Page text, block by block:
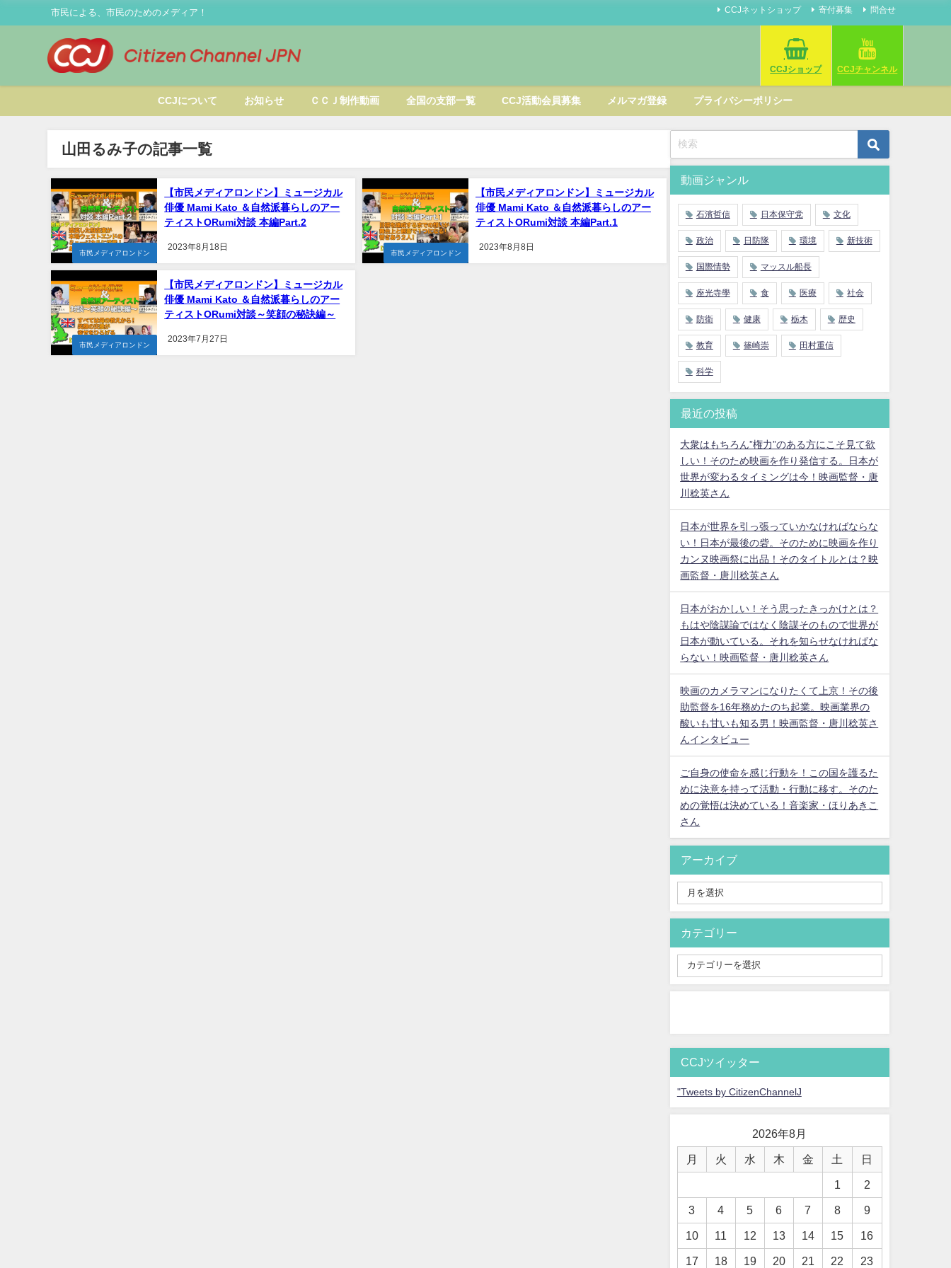
市民による、市民のためのメディア！ CCJネットショップ 寄付募集 問合せ
CCJショップ CCJチャンネル
CCJについて お知らせ ＣＣＪ制作動画 全国の支部一覧 CCJ活動会員募集 メルマガ登録 プライバシーポリシー
山田るみ子の記事一覧
市民メディアロンドン
【市民メディアロンドン】ミュージカル
俳優 Mami Kato ＆自然派暮らしのアー
ティストORumi対談 本編Part.2
2023年8月18日
市民メディアロンドン
【市民メディアロンドン】ミュージカル
俳優 Mami Kato ＆自然派暮らしのアー
ティストORumi対談 本編Part.1
2023年8月8日
市民メディアロンドン
【市民メディアロンドン】ミュージカル
俳優 Mami Kato ＆自然派暮らしのアー
ティストORumi対談～笑顔の秘訣編～
2023年7月27日
動画ジャンル
石濱哲信 日本保守党 文化
政治 日防隊 環境 新技術
国際情勢 マッスル船長
座光寺學 食 医療 社会
防衛 健康 栃木 歴史
教育 篠崎崇 田村重信
科学
最近の投稿
大衆はもちろん”権力”のある方にこそ見て欲
しい！そのため映画を作り発信する。日本が
世界が変わるタイミングは今！映画監督・唐
川稔英さん
日本が世界を引っ張っていかなければならな
い！日本が最後の砦。そのために映画を作り
カンヌ映画祭に出品！そのタイトルとは？映
画監督・唐川稔英さん
日本がおかしい！そう思ったきっかけとは？
もはや陰謀論ではなく陰謀そのもので世界が
日本が動いている。それを知らせなければな
らない！映画監督・唐川稔英さん
映画のカメラマンになりたくて上京！その後
助監督を16年務めたのち起業。映画業界の
酸いも甘いも知る男！映画監督・唐川稔英さ
んインタビュー
ご自身の使命を感じ行動を！この国を護るた
めに決意を持って活動・行動に移す。そのた
めの覚悟は決めている！音楽家・ほりあきこ
さん
アーカイブ
カテゴリー
CCJツイッター
"Tweets by CitizenChannelJ
2026年8月
月 火 水 木 金 土 日
1 2
3 4 5 6 7 8 9
10 11 12 13 14 15 16
17 18 19 20 21 22 23